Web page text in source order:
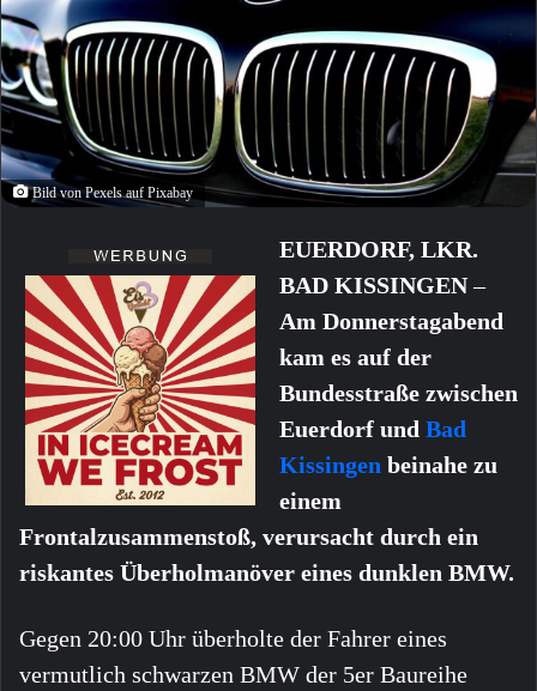
Bild von Pexels auf Pixabay
EUERDORF, LKR.
BAD KISSINGEN–
Am Donnerstagabend
kam es auf der
Bundesstraße zwischen
Euerdorf und Bad
Kissingen beinahe zu
einem
Frontalzusammenstoß, verursacht durch ein
riskantes Überholmanöver eines dunklen BMW.
Gegen 20:00 Uhr überholte der Fahrer eines
vermutlich schwarzen BMW der 5er Baureihe